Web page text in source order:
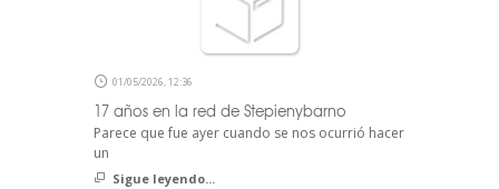
01/05/2026, 12:36
17 años en la red de Stepienybarno
Parece que fue ayer cuando se nos ocurrió hacer
un
Sigue leyendo...